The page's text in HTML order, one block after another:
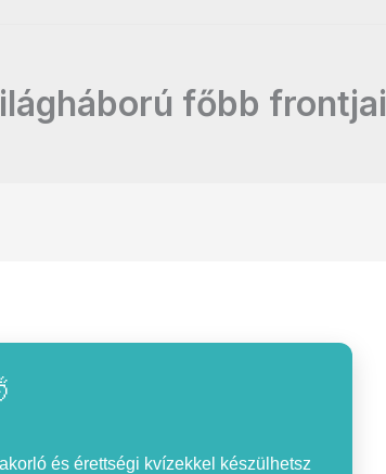
főbb frontjai
és érettségi kvízekkel készülhetsz